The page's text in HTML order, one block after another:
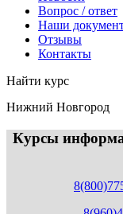
Вопрос / ответ
Наши
Отзывы
Контакты
Найти курс
Нижний Новгород
Курсы